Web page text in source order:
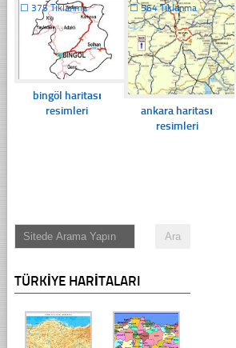
☐ 375 Tıklanma
bingöl haritası
resimleri
☐564 Tıklanma
ankara haritası
resimleri
TÜRKIYE HARITALARI